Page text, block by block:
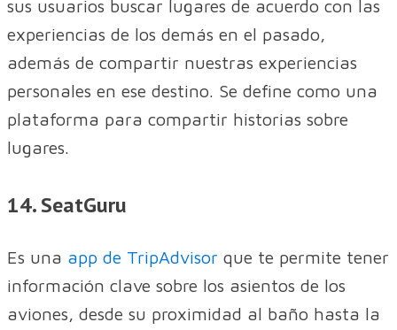
sus usuarios buscar lugares de acuerdo con las
experiencias de los demás en el pasado,
además de compartir nuestras experiencias
personales en ese destino. Se define como una
plataforma para compartir historias sobre
lugares.
14. SeatGuru
Es una app de TripAdvisor que te permite tener
información clave sobre los asientos de los
aviones, desde su proximidad al baño hasta la